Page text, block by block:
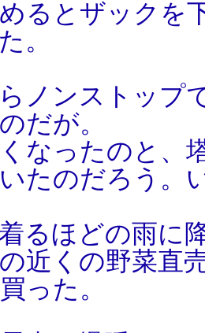
るとザックを
。
ノンストップ
だが。
なったのと、
たのだろう。
るほどの雨に
近くの野菜直
った。